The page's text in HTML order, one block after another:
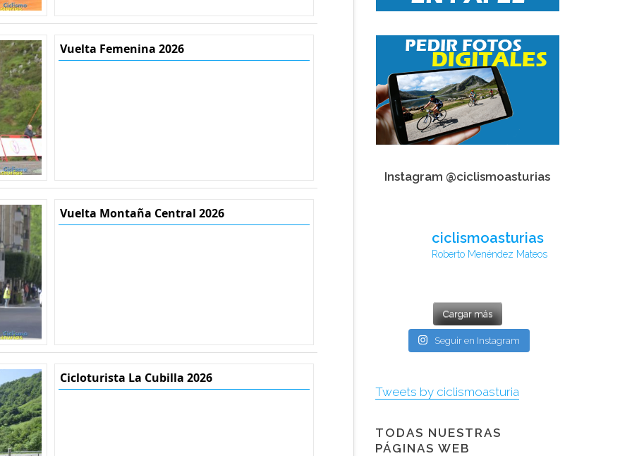
Vuelta Femenina 2026
Vuelta Montaña Central 2026
Cicloturista La Cubilla 2026
Instagram @ciclismoasturias
ciclismoasturias
Roberto Menéndez Mateos
Cargar más
Seguir en Instagram
Tweets by ciclismoasturia
TODAS NUESTRAS
PÁGINAS WEB